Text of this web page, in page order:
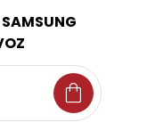
shopping_bag